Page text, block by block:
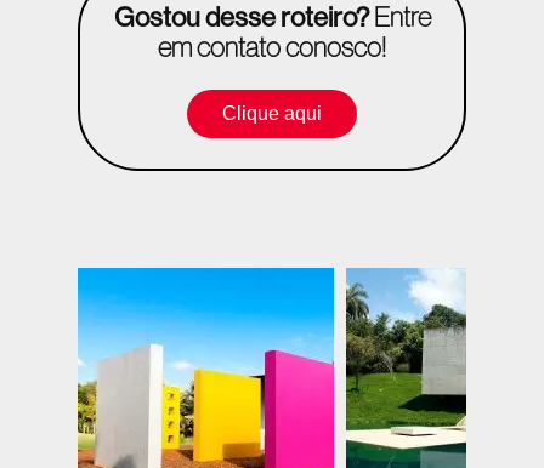
Gostou desse roteiro?Entre
em contato conosco!
Clique aqui